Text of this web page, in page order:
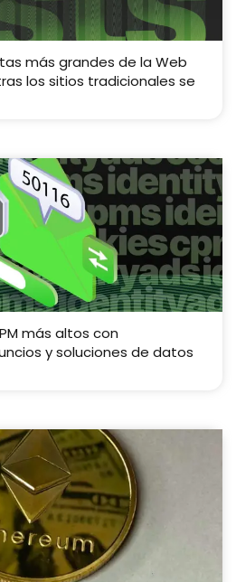
más grandes de la Web
los sitios tradicionales se
más altos con
y soluciones de datos